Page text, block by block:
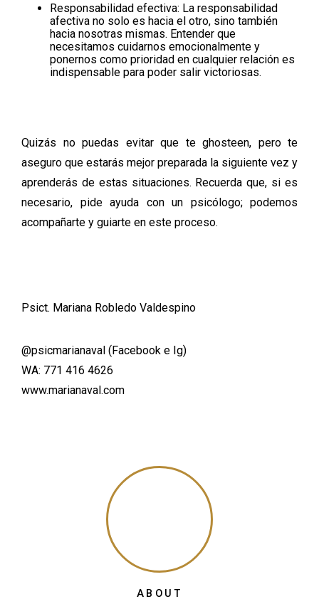
Responsabilidad efectiva: La responsabilidad
afectiva no solo es hacia el otro, sino también
hacia nosotras mismas. Entender que
necesitamos cuidarnos emocionalmente y
ponernos como prioridad en cualquier relación es
indispensable para poder salir victoriosas.
Quizás no puedas evitar que te ghosteen, pero te
aseguro que estarás mejor preparada la siguiente vez y
aprenderás de estas situaciones. Recuerda que, si es
necesario, pide ayuda con un psicólogo; podemos
acompañarte y guiarte en este proceso.
Psict. Mariana Robledo Valdespino
@psicmarianaval (Facebook e Ig)
WA: 771 416 4626
www.marianaval.com
ABOUT